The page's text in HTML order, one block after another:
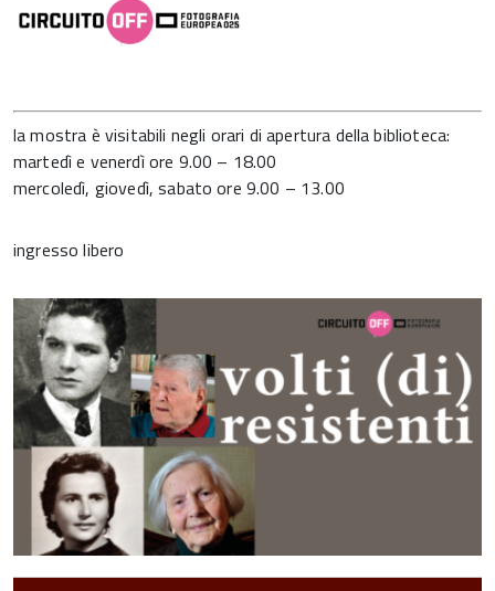
la mostra è visitabili negli orari di apertura della biblioteca:
martedì e venerdì ore 9.00 – 18.00
mercoledì, giovedì, sabato ore 9.00 – 13.00
ingresso libero